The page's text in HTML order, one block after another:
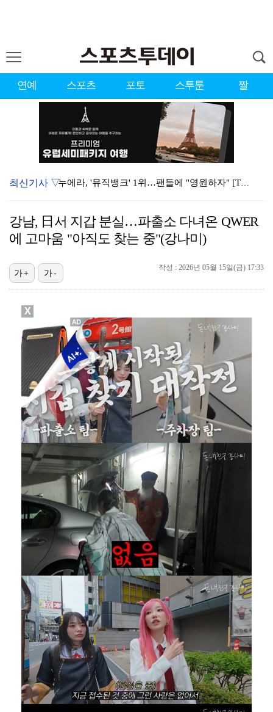
연예 스포츠 포토 스투툰 짤
누에라, '뮤직뱅크' 1위…팬들에 "영원하자" [TV캡…
서장훈 감독 "내 능력 부족" 자책하게 만든 펜타곤과의…
대한축구협회의 '심판 성접대'…최악의 경우 런던 올림픽…
폭발물 지킨 안보현, '악마 교관' 정은채와 재회(재벌…
'1라운드 115위' 김민별, 2라운드 7타 줄이며 7…
외신까지 퍼지고 있는 축구협회 성접대 논란…2002 한…
최신기사 ▽
강남, 日서 지갑 분실…파출소 다녀온 QWER
에 고마움 "아직도 찾는 중"(강나미)
작성 : 2026년 05월 15일(금) 17:33
가+ 가-
X